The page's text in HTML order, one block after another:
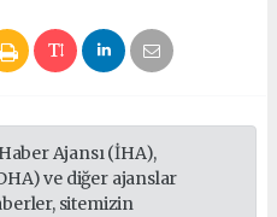
Ajansı (İHA),
ve diğer ajanslar
sitemizin